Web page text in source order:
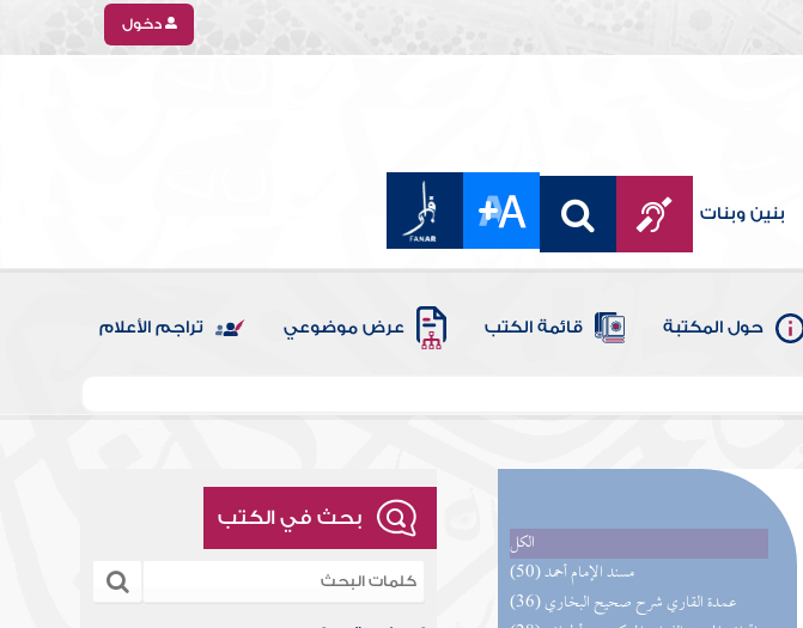
دخول
بنين وبنات
حول المكتبة قائمة الكتب عرض موضوعي تراجم الأعلام
الكل
(50) مسند الإمام أحمد
(36) عمدة القاري شرح صحيح البخاري
بحث في الكتب